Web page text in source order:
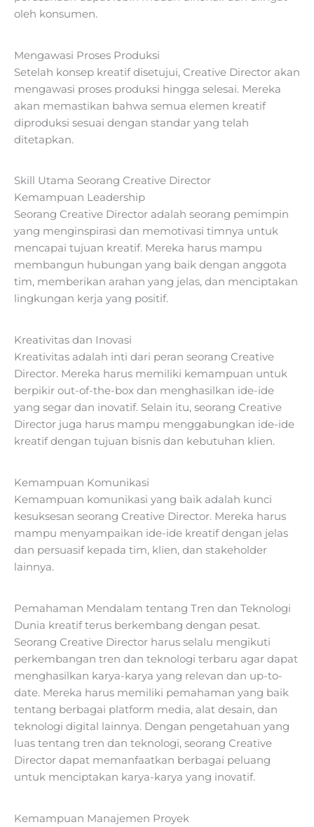
oleh konsumen.
Mengawasi Proses Produksi
Setelah konsep kreatif disetujui, Creative Director akan
mengawasi proses produksi hingga selesai. Mereka
akan memastikan bahwa semua elemen kreatif
diproduksi sesuai dengan standar yang telah
ditetapkan.
Skill Utama Seorang Creative Director
Kemampuan Leadership
Seorang Creative Director adalah seorang pemimpin
yang menginspirasi dan memotivasi timnya untuk
mencapai tujuan kreatif. Mereka harus mampu
membangun hubungan yang baik dengan anggota
tim, memberikan arahan yang jelas, dan menciptakan
lingkungan kerja yang positif.
Kreativitas dan Inovasi
Kreativitas adalah inti dari peran seorang Creative
Director. Mereka harus memiliki kemampuan untuk
berpikir out-of-the-box dan menghasilkan ide-ide
yang segar dan inovatif. Selain itu, seorang Creative
Director juga harus mampu menggabungkan ide-ide
kreatif dengan tujuan bisnis dan kebutuhan klien.
Kemampuan Komunikasi
Kemampuan komunikasi yang baik adalah kunci
kesuksesan seorang Creative Director. Mereka harus
mampu menyampaikan ide-ide kreatif dengan jelas
dan persuasif kepada tim, klien, dan stakeholder
lainnya.
Pemahaman Mendalam tentang Tren dan Teknologi
Dunia kreatif terus berkembang dengan pesat.
Seorang Creative Director harus selalu mengikuti
perkembangan tren dan teknologi terbaru agar dapat
menghasilkan karya-karya yang relevan dan up-to-
date. Mereka harus memiliki pemahaman yang baik
tentang berbagai platform media, alat desain, dan
teknologi digital lainnya. Dengan pengetahuan yang
luas tentang tren dan teknologi, seorang Creative
Director dapat memanfaatkan berbagai peluang
untuk menciptakan karya-karya yang inovatif.
Kemampuan Manajemen Proyek